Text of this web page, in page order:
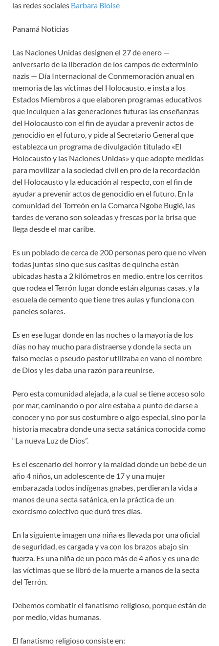
las redes sociales Barbara Bloise
Panamá Noticias
Las Naciones Unidas designen el 27 de enero —
aniversario de la liberación de los campos de exterminio
nazis — Día Internacional de Conmemoración anual en
memoria de las víctimas del Holocausto, e insta a los
Estados Miembros a que elaboren programas educativos
que inculquen a las generaciones futuras las enseñanzas
del Holocausto con el fin de ayudar a prevenir actos de
genocidio en el futuro, y pide al Secretario General que
establezca un programa de divulgación titulado «El
Holocausto y las Naciones Unidas» y que adopte medidas
para movilizar a la sociedad civil en pro de la recordación
del Holocausto y la educación al respecto, con el fin de
ayudar a prevenir actos de genocidio en el futuro. En la
comunidad del Torreón en la Comarca Ngobe Buglé, las
tardes de verano son soleadas y frescas por la brisa que
llega desde el mar caribe.
Es un poblado de cerca de 200 personas pero que no viven
todas juntas sino que sus casitas de quincha están
ubicadas hasta a 2 kilómetros en medio, entre los cerritos
que rodea el Terrón lugar donde están algunas casas, y la
escuela de cemento que tiene tres aulas y funciona con
paneles solares.
Es en ese lugar donde en las noches o la mayoría de los
días no hay mucho para distraerse y donde la secta un
falso mecías o pseudo pastor utilizaba en vano el nombre
de Dios y les daba una razón para reunirse.
Pero esta comunidad alejada, a la cual se tiene acceso solo
por mar, caminando o por aire estaba a punto de darse a
conocer y no por sus costumbre o algo especial, sino por la
historia macabra donde una secta satánica conocida como
“La nueva Luz de Dios”.
Es el escenario del horror y la maldad donde un bebé de un
año 4 niños, un adolescente de 17 y una mujer
embarazada todos indígenas gnabes, perdieran la vida a
manos de una secta satánica, en la práctica de un
exorcismo colectivo que duró tres días.
En la siguiente imagen una niña es llevada por una oficial
de seguridad, es cargada y va con los brazos abajo sin
fuerza. Es una niña de un poco más de 4 años y es una de
las víctimas que se libró de la muerte a manos de la secta
del Terrón.
Debemos combatir el fanatismo religioso, porque están de
por medio, vidas humanas.
El fanatismo religioso consiste en: